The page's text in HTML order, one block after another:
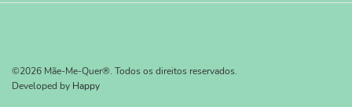
©2026 Mãe-Me-Quer®. Todos os direitos reservados.
Developed by Happy